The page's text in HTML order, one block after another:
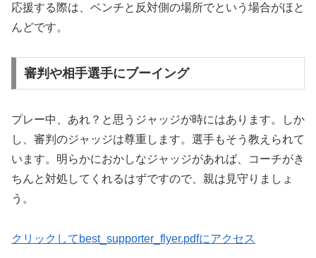
応援する際は、ベンチと反対側の場所でという場合がほと
んどです。
審判や相手選手にブーイング
プレー中、あれ？と思うジャッジが時にはあります。しか
し、審判のジャッジは尊重します。選手もそう教えられて
います。明らかにおかしなジャッジがあれば、コーチがき
ちんと対処してくれるはずですので、親は見守りましょ
う。
クリックしてbest_supporter_flyer.pdfにアクセス